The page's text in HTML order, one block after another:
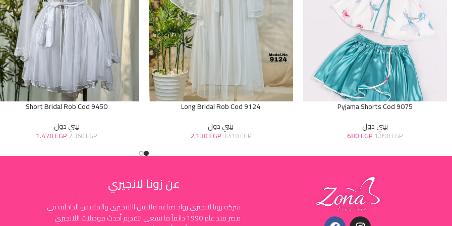
Pyjama Shorts Cod 9075
بيبي دول
1.090EGP
680EGP
Long Bridal Rob Cod 9124
بيبي دول
3.410EGP
2.130EGP
Short Bridal Rob Cod 9450
بيبي دول
2.360EGP
1.470EGP
عن زونا لانجيري
شركة زونا لانجيري رواد صناعة ملابس اللانجيري والملابس الداخلية في
مصر منذ عام 1990 دائماً ما نسعى لتقديم أحدث موديلات اللانجيري